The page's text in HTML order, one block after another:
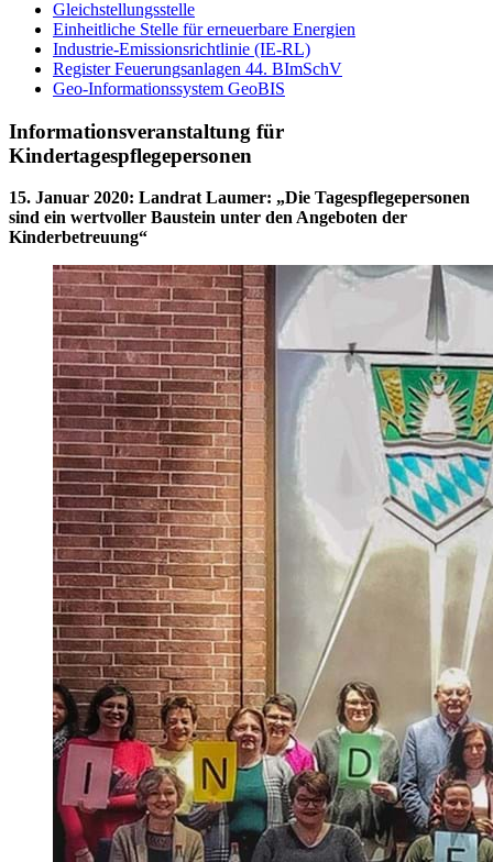
Gleichstellungsstelle
Einheitliche Stelle für erneuerbare Energien
Industrie-Emissionsrichtlinie (IE-RL)
Register Feuerungsanlagen 44. BImSchV
Geo-Informationssystem GeoBIS
Informationsveranstaltung für
Kindertagespflegepersonen
15. Januar 2020: Landrat Laumer: „Die Tagespflegepersonen
sind ein wertvoller Baustein unter den Angeboten der
Kinderbetreuung“